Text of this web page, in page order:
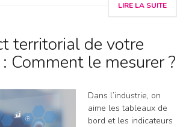
LIRE LA SUITE
territorial de votre
Comment le mesurer ?
Dans l’industrie, on
aime les tableaux de
bord et les indicateurs